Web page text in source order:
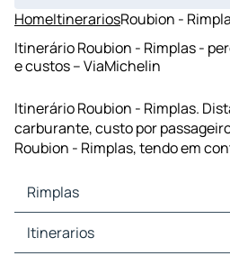
HomeItinerariosRoubion -
Itinerário Roubion - Rimplas -
e custos – ViaMichelin
Itinerário Roubion - Rimplas.
carburante, custo por
Roubion - Rimplas, tendo em
Rimplas
Rimplas Mapas Plantas
Rimplas Trafego
Itinerarios